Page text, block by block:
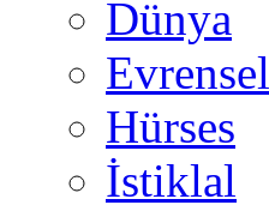
Dünya
Evrensel
Hürses
İstiklal